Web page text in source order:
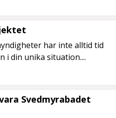
har inte alltid tid
i din unika situation....
Svedmyrabadet